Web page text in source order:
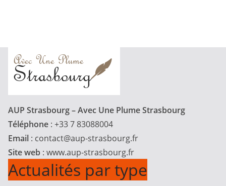
AUP Strasbourg – Avec Une Plume Strasbourg
Téléphone : +33 7 83088004
Email : contact@aup-strasbourg.fr
Site web : www.aup-strasbourg.fr
Actualités par type